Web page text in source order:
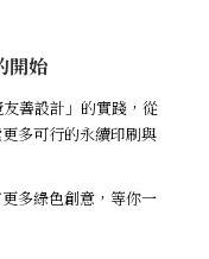
開始
善設計」的實踐，從
多可行的永續印刷與
多綠色創意，等你一